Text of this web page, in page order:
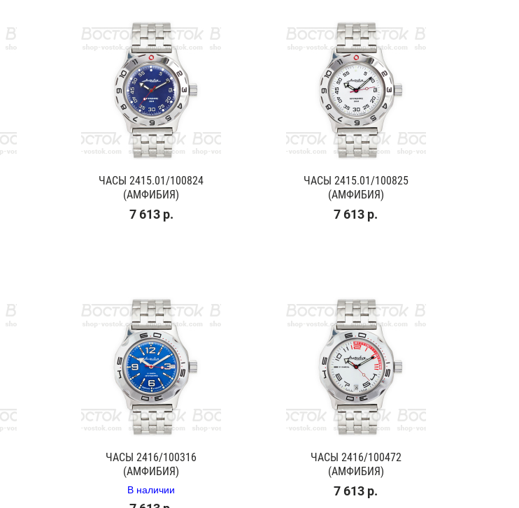
ЧАСЫ 2415.01/100824
(АМФИБИЯ)
7 613 р.
ЧАСЫ 2415.01/100825
(АМФИБИЯ)
7 613 р.
ЧАСЫ 2416/100316
(АМФИБИЯ)
В наличии
ЧАСЫ 2416/100472
(АМФИБИЯ)
7 613 р.